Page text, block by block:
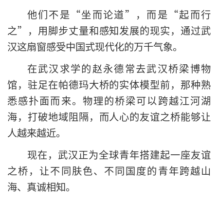
他们不是“坐而论道”，而是“起而行
之”，用脚步丈量和感知发展的现实，通过武
汉这扇窗感受中国式现代化的万千气象。
在武汉求学的赵永德常去武汉桥梁博物
馆，驻足在帕德玛大桥的实体模型前，那种熟
悉感扑面而来。物理的桥梁可以跨越江河湖
海，打破地域阻隔，而人心的友谊之桥能够让
人越来越近。
现在，武汉正为全球青年搭建起一座友谊
之桥，让不同肤色、不同国度的青年跨越山
海、真诚相知。